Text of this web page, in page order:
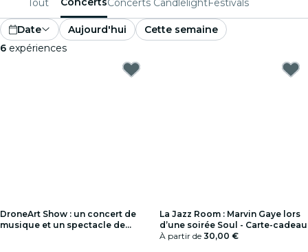
Tout Concerts CandlelightFestivals
Date Aujourd'hui
Cette semaine
6 expériences
DroneArt Show : un concert de
musique et un spectacle de
La Jazz Room : Marvin Gaye lors
d’une soirée Soul - Carte-cadeau
À partir de 30,00 €